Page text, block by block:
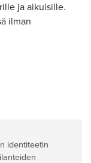
ja aikuisille.
ilman
identiteetin